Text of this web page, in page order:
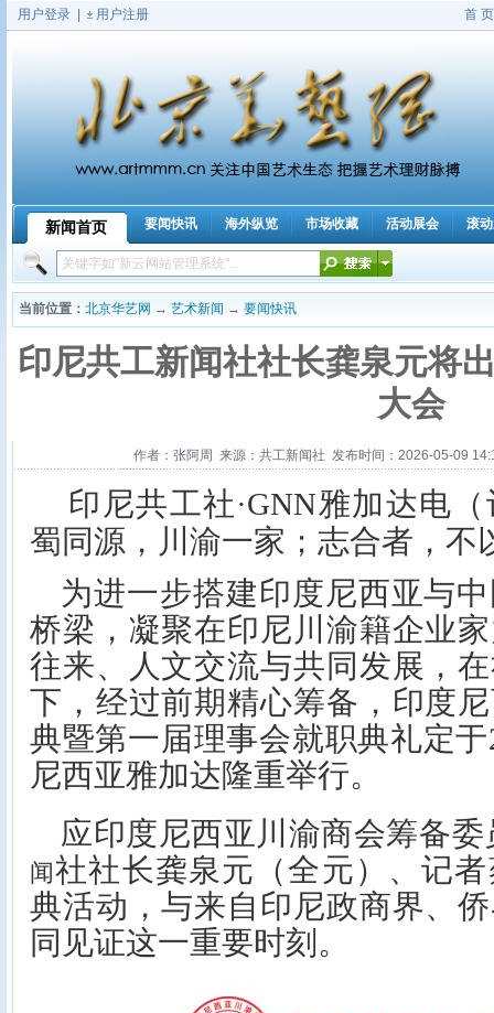
用户登录 用户注册 首 页
新闻首页
|
要闻快讯 海外纵览 市场收藏 活动展会 滚
当前位置： 北京华艺网 → 艺术新闻 → 要闻快讯
印尼共工新闻社社长龚泉元将
大会
作者：张阿周 来源：共工新闻社 发布时间：2026-05-09
印尼共工社·GNN雅加达电
蜀同源，川渝一家；志合者，不
为进一步搭建印度尼西亚与
桥梁，凝聚在印尼川渝籍企业
往来、人文交流与共同发展，
下，经过前期精心筹备，印度
典暨第一届理事会就职典礼定
尼西亚雅加达隆重举行。
应印度尼西亚川渝商会筹备
闻社社长龚泉元（全元）、记
典活动，与来自印尼政商界、
同见证这一重要时刻。